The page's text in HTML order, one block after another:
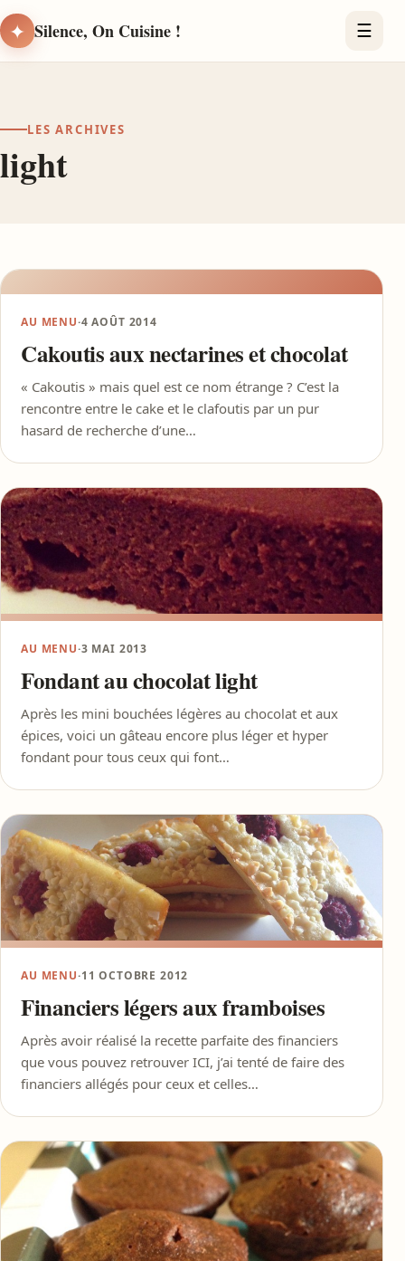
✦ Silence, On Cuisine ! ☰
LES ARCHIVES
light
AU MENU·4 AOÛT 2014
Cakoutis aux nectarines et chocolat
« Cakoutis » mais quel est ce nom étrange ? C’est la
rencontre entre le cake et le clafoutis par un pur
hasard de recherche d’une…
AU MENU·3 MAI 2013
Fondant au chocolat light
Après les mini bouchées légères au chocolat et aux
épices, voici un gâteau encore plus léger et hyper
fondant pour tous ceux qui font…
AU MENU·11 OCTOBRE 2012
Financiers légers aux framboises
Après avoir réalisé la recette parfaite des financiers
que vous pouvez retrouver ICI, j’ai tenté de faire des
financiers allégés pour ceux et celles…